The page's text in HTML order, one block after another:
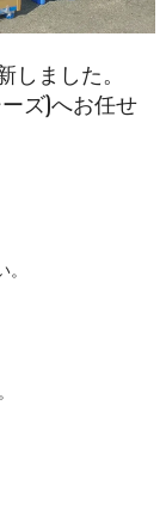
ました。
ズ)へお任せ